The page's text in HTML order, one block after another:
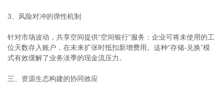
3、风险对冲的弹性机制
针对市场波动，共享空间提供“空间银行”服务：企业可将未使用的工
位天数存入账户，在未来扩张时抵扣新增费用。这种“存储-兑换”模
式有效缓解了业务淡季的现金流压力。
三、资源生态构建的协同效应